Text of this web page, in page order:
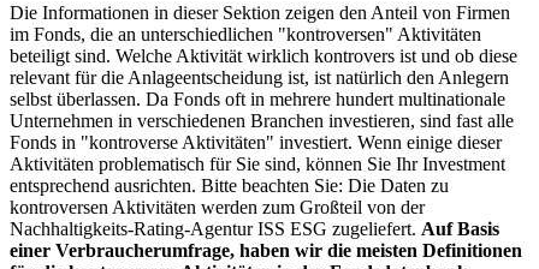
Die Informationen in dieser Sektion zeigen den Anteil von Firmen
im Fonds, die an unterschiedlichen "kontroversen" Aktivitäten
beteiligt sind. Welche Aktivität wirklich kontrovers ist und ob diese
relevant für die Anlageentscheidung ist, ist natürlich den Anlegern
selbst überlassen. Da Fonds oft in mehrere hundert multinationale
Unternehmen in verschiedenen Branchen investieren, sind fast alle
Fonds in "kontroverse Aktivitäten" investiert. Wenn einige dieser
Aktivitäten problematisch für Sie sind, können Sie Ihr Investment
entsprechend ausrichten. Bitte beachten Sie: Die Daten zu
kontroversen Aktivitäten werden zum Großteil von der
Nachhaltigkeits-Rating-Agentur ISS ESG zugeliefert. Auf Basis
einer Verbraucherumfrage, haben wir die meisten Definitionen